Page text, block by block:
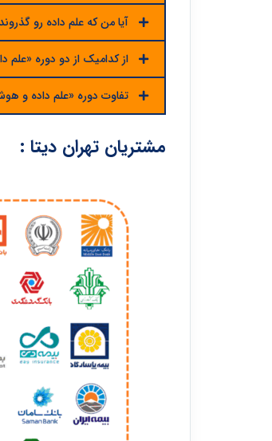
آیا من که علم داده ر‌و
از کدامیک از دو دوره
تفاوت دوره «علم داده و
مشتریان تهران دیتا :